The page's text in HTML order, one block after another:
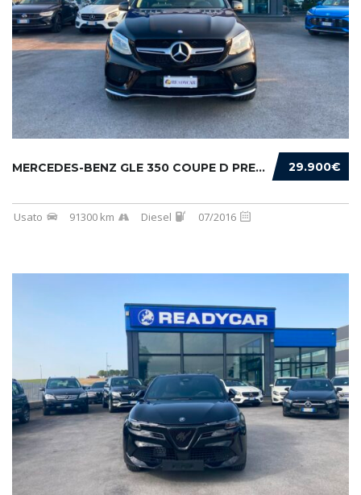
29.900€
MERCEDES-BENZ GLE 350 COUPE D PREMIUM 4MATIC...
Usato 91300 km Diesel 07/2016